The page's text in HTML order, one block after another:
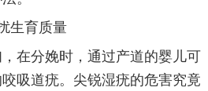
生育质量
在分娩时，通过产道的婴儿可
吸道疣。尖锐湿疣的危害究竟